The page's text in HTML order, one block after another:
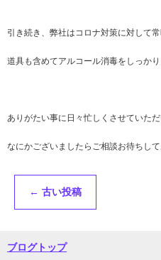
引き続き、弊社はコロナ対策に対して
道具も含めてアルコール消毒をしっかり
ありがたい事に日々忙しくさせていただ
なにかございましたらご相談お待ちして
← 古い投稿
ブログトップ